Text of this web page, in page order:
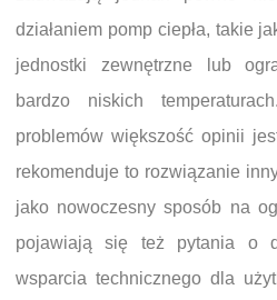
działaniem pomp ciepła, takie
jednostki zewnętrzne lub
bardzo niskich
problemów większość opinii
rekomenduje to rozwiązanie
jako nowoczesny sposób na
pojawiają się też pytania o
wsparcia technicznego dla